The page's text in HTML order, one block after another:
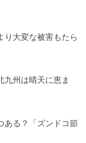
り大変な被害もたら
九州は晴天に恵ま
ある？「ズンドコ節